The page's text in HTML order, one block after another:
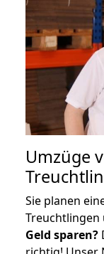
Umzüge
Sie planen
Geld sparen?